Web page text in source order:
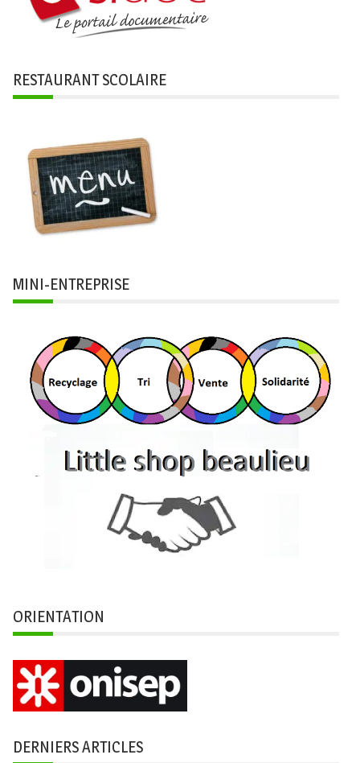
RESTAURANT SCOLAIRE
MINI-ENTREPRISE
ORIENTATION
DERNIERS ARTICLES